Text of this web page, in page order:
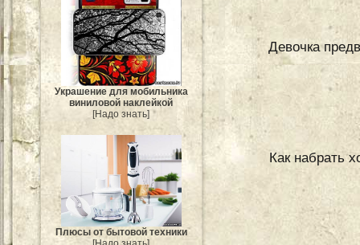
Украшение для мобильника
виниловой наклейкой
[Надо знать]
Плюсы от бытовой техники
Девочка
Как набрать